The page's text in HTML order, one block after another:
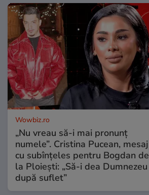
Wowbiz.ro
„Nu vreau să-i mai pronunț
numele”. Cristina Pucean, mesaj
cu subînțeles pentru Bogdan de
la Ploiești: „Să-i dea Dumnezeu
după suflet”